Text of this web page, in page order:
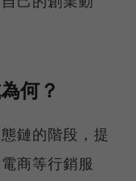
何？
鏈的階段，提
商等行銷服